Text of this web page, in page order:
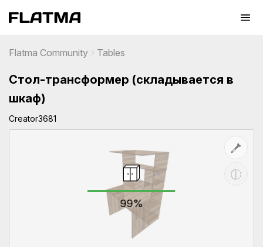
Flatma Community Tables
Стол-трансформер (складывается в
шкаф)
Creator3681
99%